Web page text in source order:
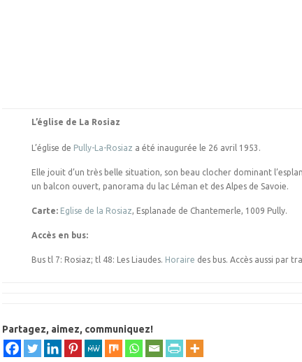
L’église de La Rosiaz
L’église de Pully-La-Rosiaz a été inaugurée le 26 avril 1953.
Elle jouit d’un très belle situation, son beau clocher dominant
un balcon ouvert, panorama du lac Léman et des Alpes de Savoie.
Carte: Eglise de la Rosiaz, Esplanade de Chantemerle, 1009 Pully.
Accès en bus:
Bus tl 7: Rosiaz; tl 48: Les Liaudes. Horaire des bus. Accès aussi par
Partagez, aimez, communiquez!